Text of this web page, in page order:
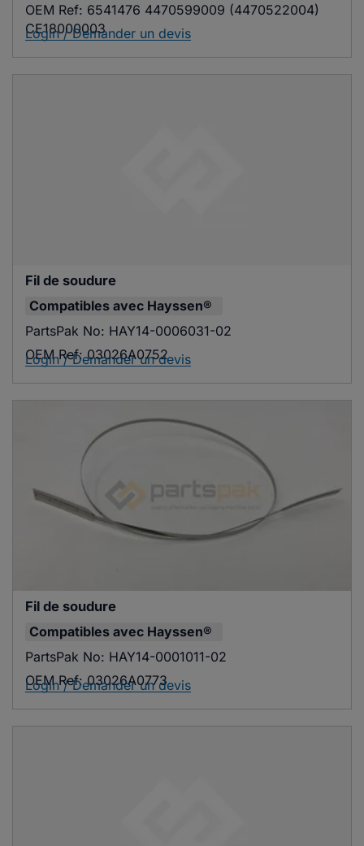
OEM Ref: 6541476 4470599009 (4470522004)
CE18000003
Login / Demander un devis
Fil de soudure
Compatibles avec Hayssen®
PartsPak No: HAY14-0006031-02
OEM Ref: 03026A0752
Login / Demander un devis
Fil de soudure
Compatibles avec Hayssen®
PartsPak No: HAY14-0001011-02
OEM Ref: 03026A0773
Login / Demander un devis